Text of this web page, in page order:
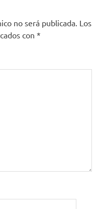
no será publicada. Los
con *